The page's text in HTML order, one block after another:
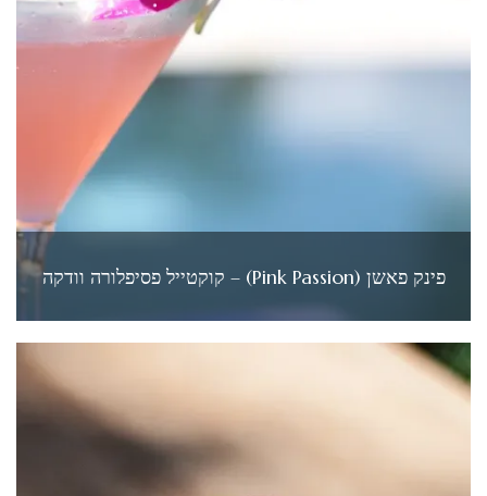
פינק פאשן (Pink Passion) – קוקטייל פסיפלורה וודקה